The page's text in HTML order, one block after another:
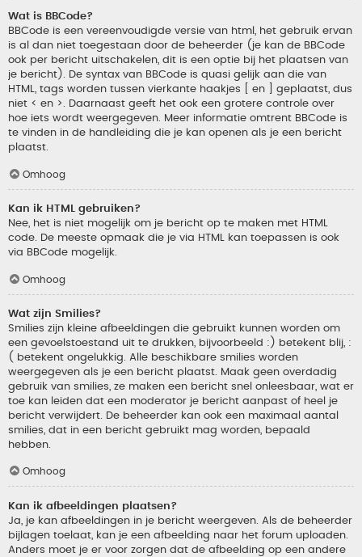
Wat is BBCode?
BBCode is een vereenvoudigde versie van html, het gebruik ervan
is al dan niet toegestaan door de beheerder (je kan de BBCode
ook per bericht uitschakelen, dit is een optie bij het plaatsen van
je bericht). De syntax van BBCode is quasi gelijk aan die van
HTML, tags worden tussen vierkante haakjes [ en ] geplaatst, dus
niet < en >. Daarnaast geeft het ook een grotere controle over
hoe iets wordt weergegeven. Meer informatie omtrent BBCode is
te vinden in de handleiding die je kan openen als je een bericht
plaatst.
Omhoog
Kan ik HTML gebruiken?
Nee, het is niet mogelijk om je bericht op te maken met HTML
code. De meeste opmaak die je via HTML kan toepassen is ook
via BBCode mogelijk.
Omhoog
Wat zijn Smilies?
Smilies zijn kleine afbeeldingen die gebruikt kunnen worden om
een gevoelstoestand uit te drukken, bijvoorbeeld :) betekent blij, :
( betekent ongelukkig. Alle beschikbare smilies worden
weergegeven als je een bericht plaatst. Maak geen overdadig
gebruik van smilies, ze maken een bericht snel onleesbaar, wat er
toe kan leiden dat een moderator je bericht aanpast of heel je
bericht verwijdert. De beheerder kan ook een maximaal aantal
smilies, dat in een bericht gebruikt mag worden, bepaald
hebben.
Omhoog
Kan ik afbeeldingen plaatsen?
Ja, je kan afbeeldingen in je bericht weergeven. Als de beheerder
bijlagen toelaat, kan je een afbeelding naar het forum uploaden.
Anders moet je er voor zorgen dat de afbeelding op een andere